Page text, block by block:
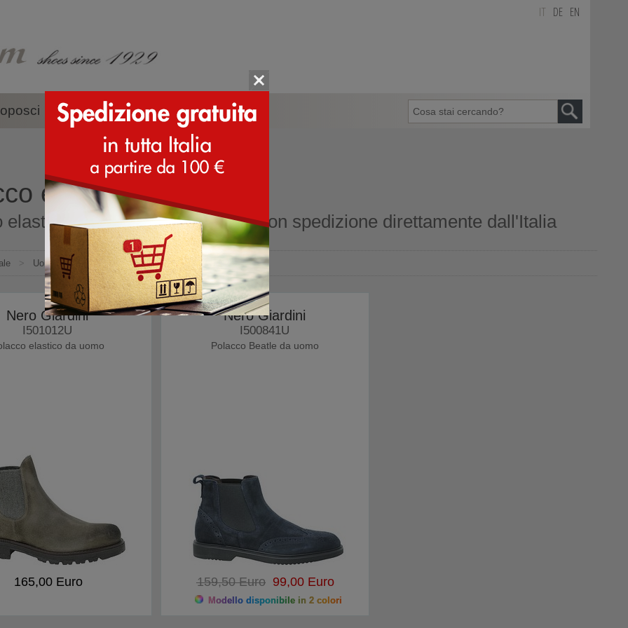
DE EN
Accessori Marche
elastico per uomini
elastico per uomini online shop con spedizione direttamente dall'Italia
> Uomo > Scarpe eleganti > Polacco elastico
Nero Giardini
I501012U
elastico da uomo
165,00 Euro
Nero Giardini
I500841U
Polacco Beatle da uomo
159,50 Euro99,00 Euro
Modello disponibile in 2 colori